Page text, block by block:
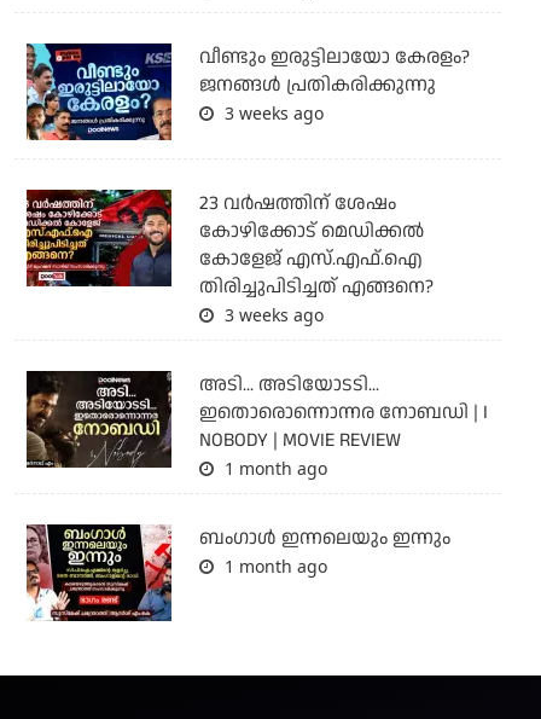
വീണ്ടും ഇരുട്ടിലായോ കേരളം?
ജനങ്ങൾ പ്രതികരിക്കുന്നു
3 weeks ago
23 വർഷത്തിന് ശേഷം
കോഴിക്കോട് മെഡിക്കൽ
കോളേജ് എസ്.എഫ്.ഐ
തിരിച്ചുപിടിച്ചത് എങ്ങനെ?
3 weeks ago
അടി... അടിയോടടി...
ഇതൊരൊന്നൊന്നര നോബഡി | I
NOBODY | MOVIE REVIEW
1 month ago
ബംഗാള്‍ ഇന്നലെയും ഇന്നും
1 month ago